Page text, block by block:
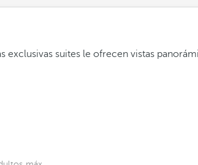
exclusivas suites le ofrecen vistas